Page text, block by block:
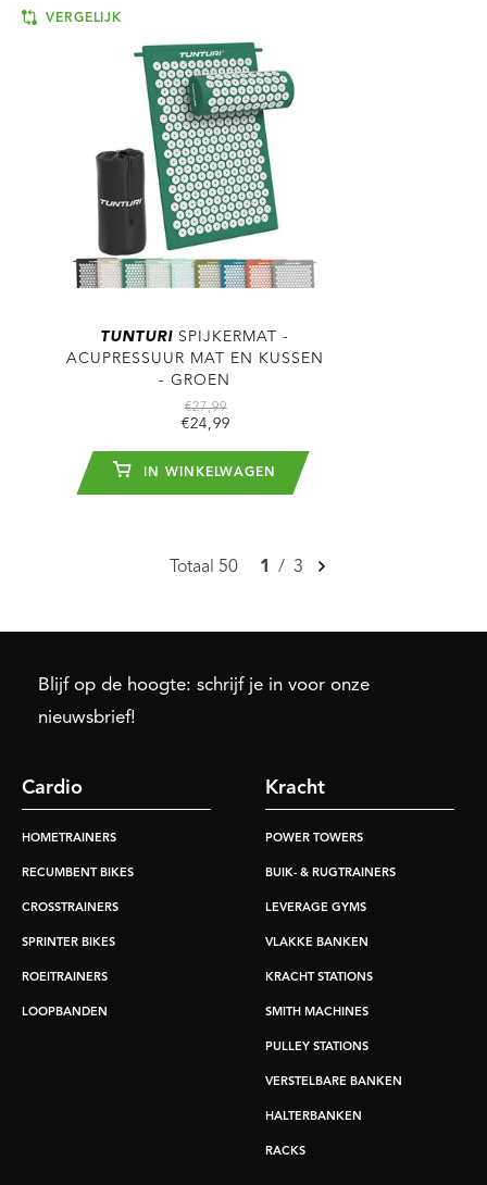
VERGELIJK
TUNTURI SPIJKERMAT -
ACUPRESSUUR MAT EN KUSSEN
- GROEN
€27,99
€24,99
IN WINKELWAGEN
Totaal 50 1 / 3
Blijf op de hoogte: schrijf je in voor onze
nieuwsbrief!
Cardio
HOMETRAINERS
RECUMBENT BIKES
CROSSTRAINERS
SPRINTER BIKES
ROEITRAINERS
LOOPBANDEN
Kracht
POWER TOWERS
BUIK- & RUGTRAINERS
LEVERAGE GYMS
VLAKKE BANKEN
KRACHT STATIONS
SMITH MACHINES
PULLEY STATIONS
VERSTELBARE BANKEN
HALTERBANKEN
RACKS